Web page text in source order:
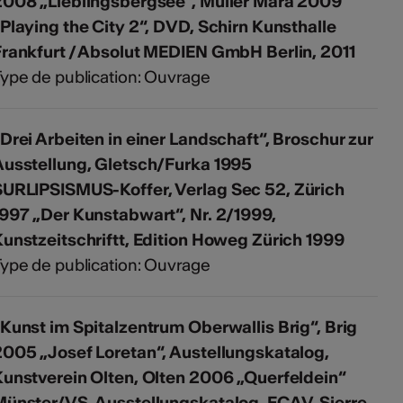
the City 2“, DVD, Schirn Kunsthalle
/ Absolut MEDIEN GmbH Berlin, 2011
de publication: Ouvrage
Arbeiten in einer Landschaft“, Broschur zur
Gletsch/Furka 1995
Koffer, Verlag Sec 52, Zürich
„Der Kunstabwart“, Nr. 2/1999,
Edition Howeg Zürich 1999
de publication: Ouvrage
im Spitalzentrum Oberwallis Brig“, Brig
„Josef Loretan“, Austellungskatalog,
Olten, Olten 2006 „Querfeldein“